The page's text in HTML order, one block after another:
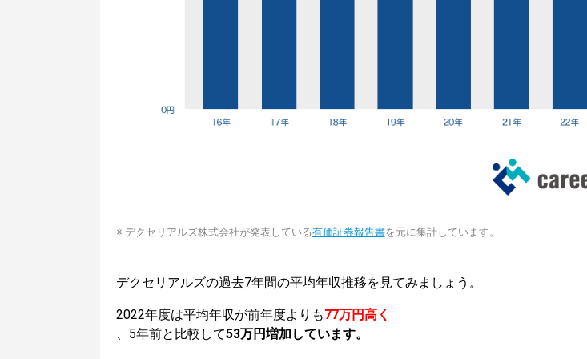
※ デクセリアルズ株式会社が発表している有価証券報告書を元に集計しています。
デクセリアルズの過去7年間の平均年収推移を見てみましょう。
2022年度は平均年収が前年度よりも77万円高く
、5年前と比較して53万円増加しています。